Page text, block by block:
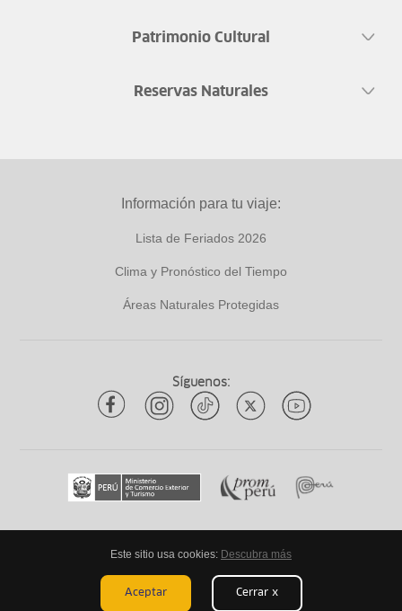
Patrimonio Cultural
Reservas Naturales
Información para tu viaje:
Lista de Feriados 2026
Clima y Pronóstico del Tiempo
Áreas Naturales Protegidas
Síguenos:
Todos los derechos reservadosytuqueplanes 2026
Este sitio usa cookies: Descubra más
Aceptar Cerrar x